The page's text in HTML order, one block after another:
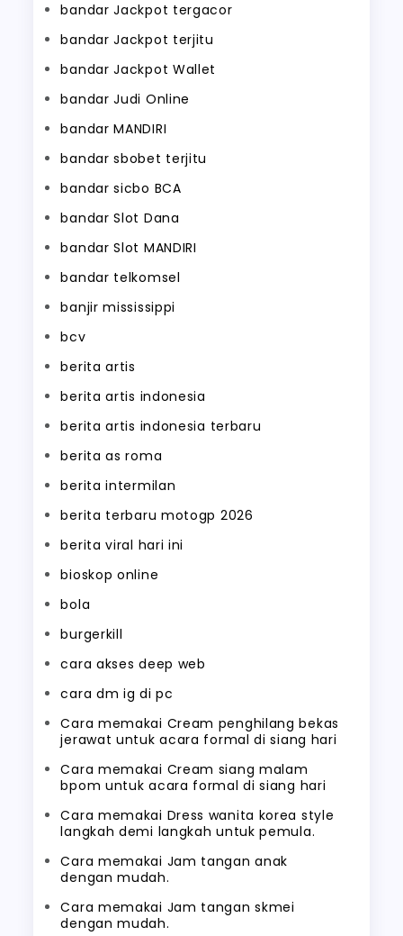
bandar Jackpot tergacor
bandar Jackpot terjitu
bandar Jackpot Wallet
bandar Judi Online
bandar MANDIRI
bandar sbobet terjitu
bandar sicbo BCA
bandar Slot Dana
bandar Slot MANDIRI
bandar telkomsel
banjir mississippi
bcv
berita artis
berita artis indonesia
berita artis indonesia terbaru
berita as roma
berita intermilan
berita terbaru motogp 2026
berita viral hari ini
bioskop online
bola
burgerkill
cara akses deep web
cara dm ig di pc
Cara memakai Cream penghilang bekas
jerawat untuk acara formal di siang hari
Cara memakai Cream siang malam
bpom untuk acara formal di siang hari
Cara memakai Dress wanita korea style
langkah demi langkah untuk pemula.
Cara memakai Jam tangan anak
dengan mudah.
Cara memakai Jam tangan skmei
dengan mudah.